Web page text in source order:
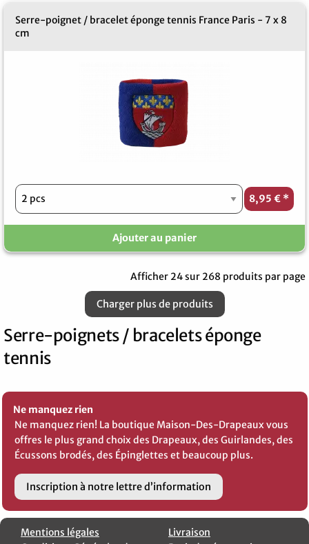
Serre-poignet / bracelet éponge tennis France Paris - 7 x 8
cm
8,95 € *
Ajouter au panier
Afficher 24 sur 268 produits par page
Charger plus de produits
Serre-poignets / bracelets éponge
tennis
Ne manquez rien
Ne manquez rien! La boutique Maison-Des-Drapeaux vous
offres le plus grand choix des Drapeaux, des Guirlandes, des
Écussons brodés, des Épinglettes et beaucoup plus.
Inscription à notre lettre d’information
Mentions légales
Livraison